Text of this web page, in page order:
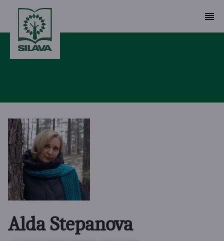
Alda Stepanova